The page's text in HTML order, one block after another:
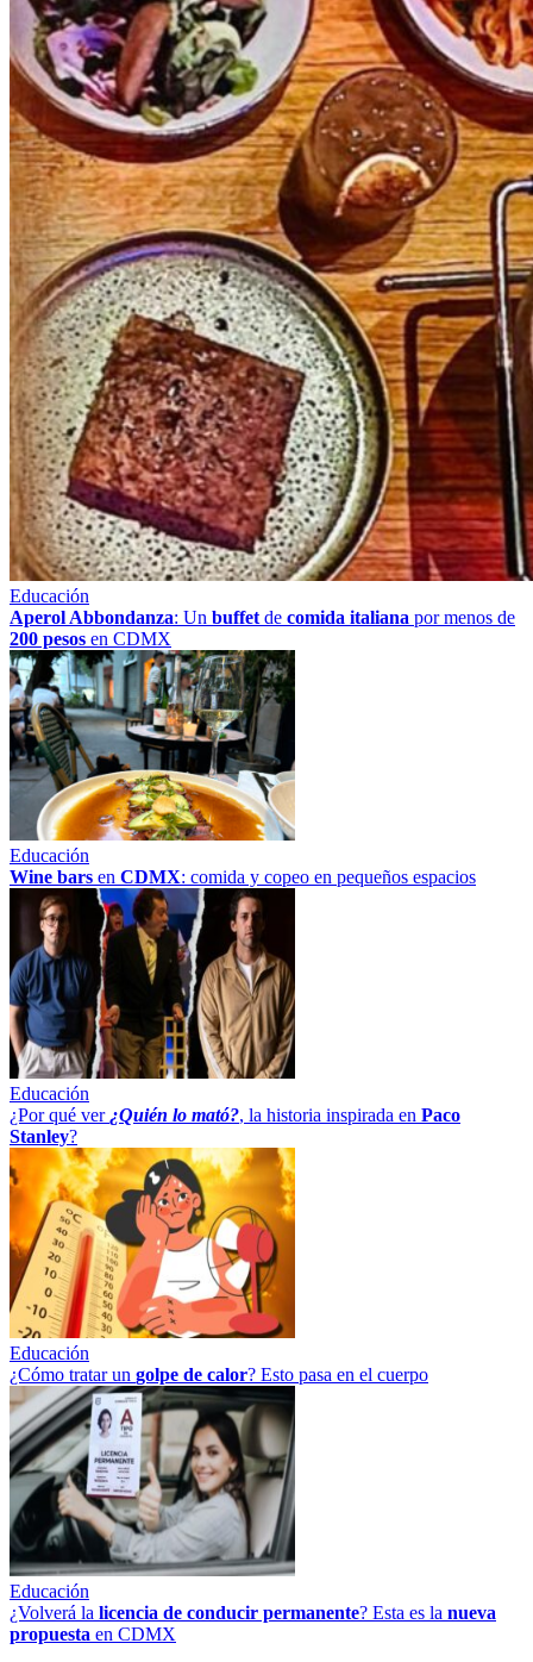
Educación
Aperol Abbondanza: Un buffet de comida italiana por menos de
200 pesos en CDMX
Educación
Wine bars en CDMX: comida y copeo en pequeños espacios
Educación
¿Por qué ver ¿Quién lo mató?, la historia inspirada en Paco
Stanley?
Educación
¿Cómo tratar un golpe de calor? Esto pasa en el cuerpo
Educación
¿Volverá la licencia de conducir permanente? Esta es la nueva
propuesta en CDMX